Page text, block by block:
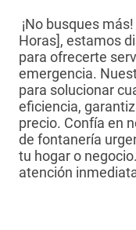
¡No busques
Horas], estamos
para ofrecerte
emergencia.
para solucionar
eficiencia,
precio. Confía en
de fontanería
tu hogar o
atención